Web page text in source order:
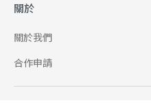
關於
關於我們
合作申請